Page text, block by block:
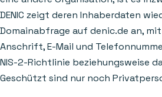
DENIC zeigt deren Inhaberdaten
Domainabfrage auf denic.de an,
Anschrift, E-Mail und
NIS-2-Richtlinie beziehungsweise
Geschützt sind nur noch